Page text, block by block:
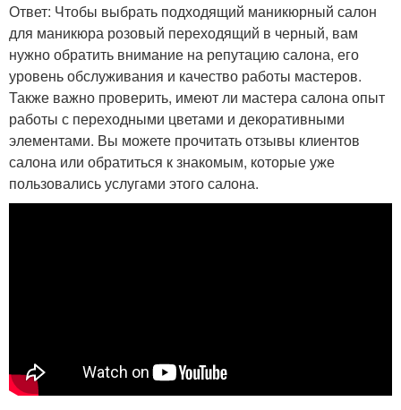
Ответ: Чтобы выбрать подходящий маникюрный салон
для маникюра розовый переходящий в черный, вам
нужно обратить внимание на репутацию салона, его
уровень обслуживания и качество работы мастеров.
Также важно проверить, имеют ли мастера салона опыт
работы с переходными цветами и декоративными
элементами. Вы можете прочитать отзывы клиентов
салона или обратиться к знакомым, которые уже
пользовались услугами этого салона.